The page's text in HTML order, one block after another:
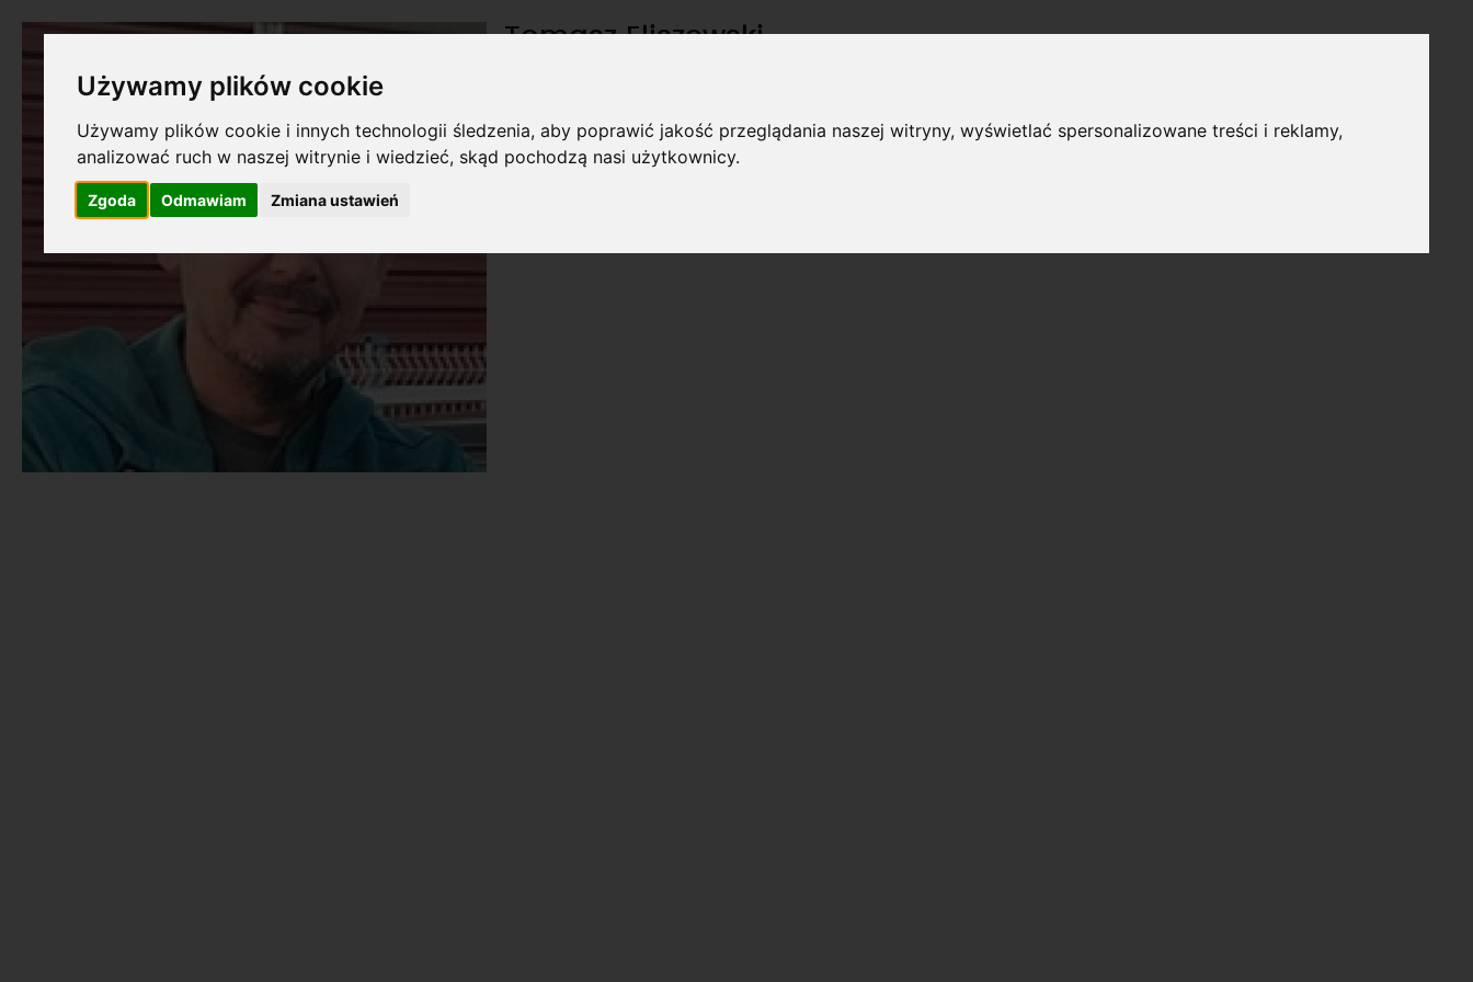
Używamy plików cookie
Używamy plików cookie i innych technologii śledzenia, aby poprawić jakość przeglądania naszej witryny, wyświetlać spersonalizowane treści i reklamy,
analizować ruch w naszej witrynie i wiedzieć, skąd pochodzą nasi użytkownicy.
Zgoda Odmawiam Zmiana ustawień
Tomasz Eliszewski
kategorie: B